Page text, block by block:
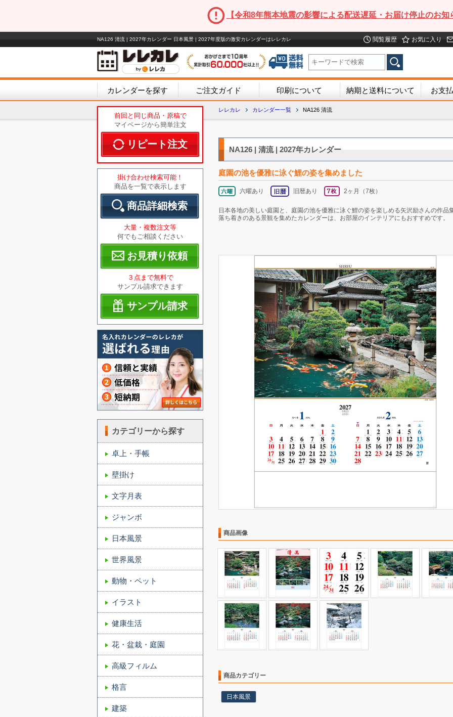
【令和8年熊本地震の影響による配送遅延・お届け停止のお知
NA126 清流 | 2027年カレンダー 日本風景 | 2027年度版の激安カレンダーはレレカレ 閲覧履歴 お気に入り
カレンダーを探す ご注文ガイド 印刷について 納期と送料について お支
前回と同じ商品・原稿で
マイページから簡単注文
リピート注文
掛け合わせ検索可能！
商品を一覧で表示します
商品詳細検索
大量・複数注文等
何でもご相談ください
お見積り依頼
３点まで無料で
サンプル請求できます
サンプル請求
カテゴリーから探す
卓上・手帳
壁掛け
文字月表
ジャンボ
日本風景
世界風景
動物・ペット
イラスト
健康生活
花・盆栽・庭園
高級フィルム
格言
建築
レレカレ カレンダー一覧 NA126 清流
NA126 | 清流 | 2027年カレンダー
庭園の池を優雅に泳ぐ鯉の姿を集めました
六曜あり 旧暦あり 2ヶ月（7枚）
日本各地の美しい庭園と、庭園の池を優雅に泳ぐ鯉の姿を楽しめる矢沢励さんの作品
落ち着きのある景観を集めたカレンダーは、お部屋のインテリアにもおすすめです。
商品画像
商品カテゴリー
日本風景